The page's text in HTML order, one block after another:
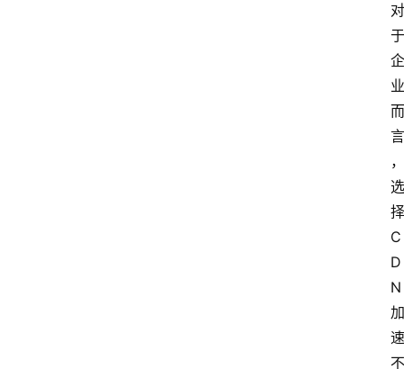
对
于
企
业
而
言
，
选
择
C
D
N
加
速
不